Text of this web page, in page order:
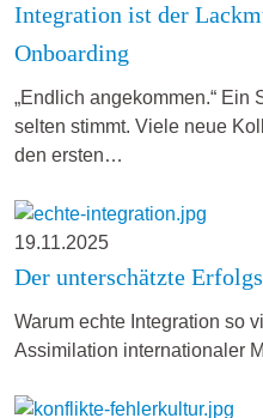
Integration ist der
Onboarding
„Endlich angekommen.“ Ein
selten stimmt. Viele neue
den ersten…
19.11.2025
Der unterschätzte
Warum echte Integration so
Assimilation internationaler